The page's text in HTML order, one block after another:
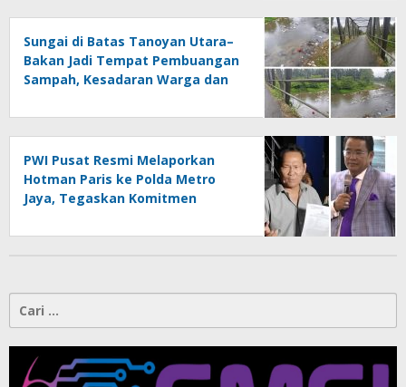
Sungai di Batas Tanoyan Utara–
Bakan Jadi Tempat Pembuangan
Sampah, Kesadaran Warga dan
Dipertanyakan
PWI Pusat Resmi Melaporkan
Hotman Paris ke Polda Metro
Jaya, Tegaskan Komitmen
Cari
untuk: